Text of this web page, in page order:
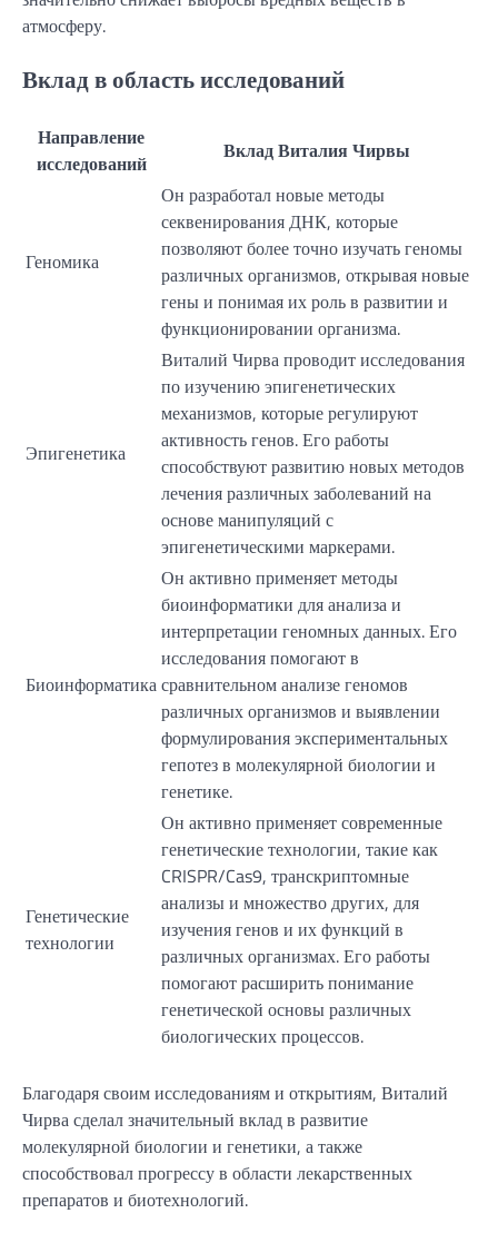
атмосферу.
Вклад в область исследований
Направление
исследований
Вклад Виталия Чирвы
Геномика
Он разработал новые методы
секвенирования ДНК, которые
позволяют более точно изучать геномы
различных организмов, открывая новые
гены и понимая их роль в развитии и
функционировании организма.
Эпигенетика
Виталий Чирва проводит исследования
по изучению эпигенетических
механизмов, которые регулируют
активность генов. Его работы
способствуют развитию новых методов
лечения различных заболеваний на
основе манипуляций с
эпигенетическими маркерами.
Биоинформатика
Он активно применяет методы
биоинформатики для анализа и
интерпретации геномных данных. Его
исследования помогают в
сравнительном анализе геномов
различных организмов и выявлении
формулирования экспериментальных
гепотез в молекулярной биологии и
генетике.
Генетические
технологии
Он активно применяет современные
генетические технологии, такие как
CRISPR/Cas9, транскриптомные
анализы и множество других, для
изучения генов и их функций в
различных организмах. Его работы
помогают расширить понимание
генетической основы различных
биологических процессов.
Благодаря своим исследованиям и открытиям, Виталий
Чирва сделал значительный вклад в развитие
молекулярной биологии и генетики, а также
способствовал прогрессу в области лекарственных
препаратов и биотехнологий.